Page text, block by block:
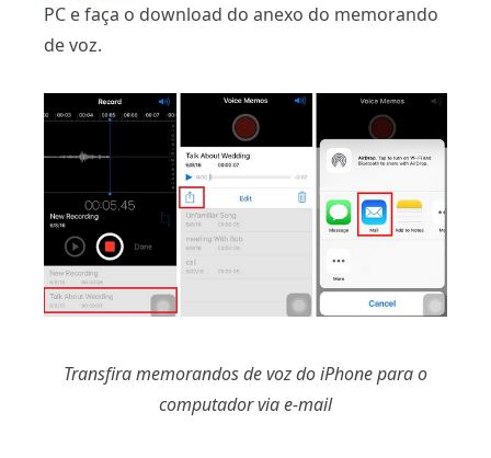
PC e faça o download do anexo do memorando
de voz.
Transfira memorandos de voz do iPhone para o
computador via e-mail